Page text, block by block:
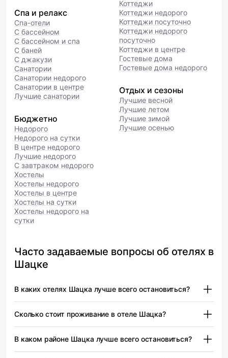
Спа и релакс
Спа-отели
С бассейном
С бассейном и спа
С баней
С джакузи
Санатории
Санатории недорого
Санатории в центре
Лучшие санатории
Бюджетно
Недорого
Недорого на сутки
В центре недорого
Лучшие недорого
С завтраком недорого
Хостелы
Хостелы недорого
Хостелы в центре
Хостелы на сутки
Хостелы недорого на
сутки
Коттеджи
Коттеджи недорого
Коттеджи посуточно
Коттеджи недорого
посуточно
Коттеджи в центре
Гостевые дома
Гостевые дома недорого
Отдых и сезоны
Лучшие весной
Лучшие летом
Лучшие зимой
Лучшие осенью
Часто задаваемые вопросы об отелях в
Шацке
В каких отелях Шацка лучше всего остановиться?
Шацк предлагает разнообразные варианты
туристов. Важно учитывать, что выбор отеля зависит от
ваших предпочтений и бюджета.
Сколько стоит проживание в отеле Шацка?
Цены на проживание в отелях Шацка могут
В каком районе Шацка лучше всего остановиться?